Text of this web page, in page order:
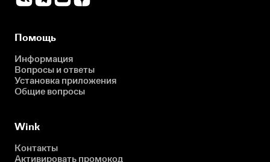
Помощь
Информация
Вопросы и ответы
Установка приложения
Общие вопросы
Wink
Контакты
Активировать промокод